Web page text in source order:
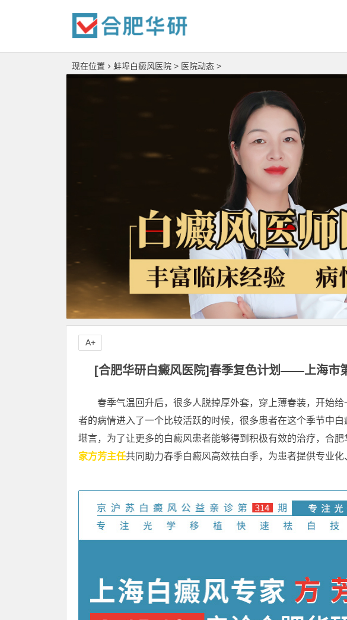
现在位置 蚌埠白癜风医院 > 医院动态 >
[合肥华研白癜风医院]春季复色计划——上海市
A+
春季气温回升后，很多人脱掉厚外套，穿上薄春装，开始给
者的病情进入了一个比较活跃的时候，很多患者在这个季节中
堪言，为了让更多的白癜风患者能够得到积极有效的治疗，合肥
家方芳主任共同助力春季白癜风高效祛白季，为患者提供专业化